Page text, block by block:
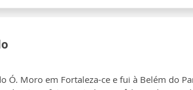
Ó. Moro em Fortaleza-ce e fui à Belém do